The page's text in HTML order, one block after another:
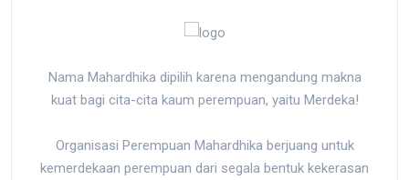
Nama Mahardhika dipilih karena mengandung makna
kuat bagi cita-cita kaum perempuan, yaitu Merdeka!
Organisasi Perempuan Mahardhika berjuang untuk
kemerdekaan perempuan dari segala bentuk kekerasan